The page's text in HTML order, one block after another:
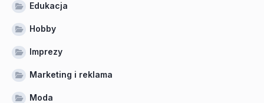
Edukacja
Hobby
Imprezy
Marketing i reklama
Moda